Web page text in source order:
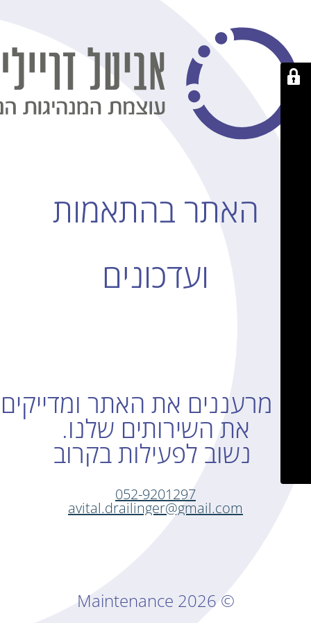
האתר בהתאמות
ועדכונים
אנו מרעננים את האתר ומדייקים
את השירותים שלנו.
נשוב לפעילות בקרוב
052-9201297
avital.drailinger@gmail.com
© Maintenance 2026